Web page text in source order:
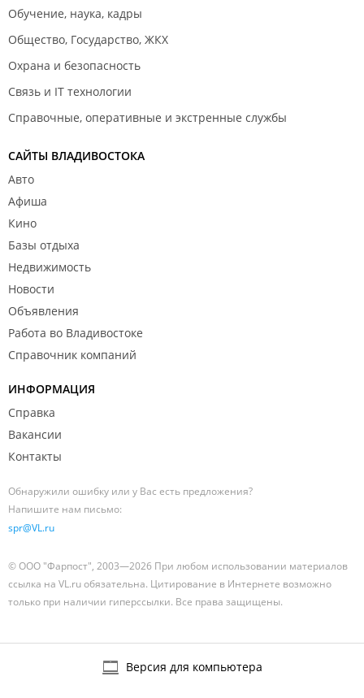
Обучение, наука, кадры
Общество, Государство, ЖКХ
Охрана и безопасность
Связь и IT технологии
Справочные, оперативные и экстренные службы
САЙТЫ ВЛАДИВОСТОКА
Авто
Афиша
Кино
Базы отдыха
Недвижимость
Новости
Объявления
Работа во Владивостоке
Справочник компаний
ИНФОРМАЦИЯ
Справка
Вакансии
Контакты
Обнаружили ошибку или у Вас есть предложения?
Напишите нам письмо:
spr@VL.ru
© ООО "Фарпост", 2003—2026 При любом использовании материалов
ссылка на VL.ru обязательна. Цитирование в Интернете возможно
только при наличии гиперссылки. Все права защищены.
Версия для компьютера